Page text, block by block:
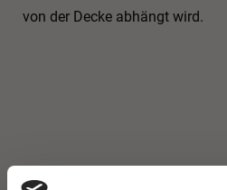
von der Decke abhängt wird.